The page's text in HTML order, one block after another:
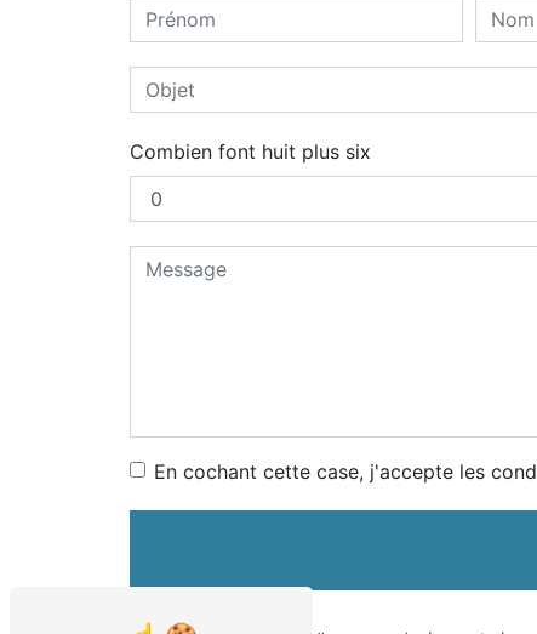
Combien font huit plus six
En cochant cette case, j'accepte les